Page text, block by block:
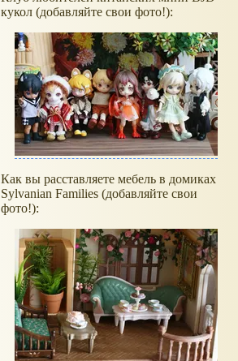
кукол (добавляйте свои фото!):
Как вы расставляете мебель в домиках
Sylvanian Families (добавляйте свои
фото!):